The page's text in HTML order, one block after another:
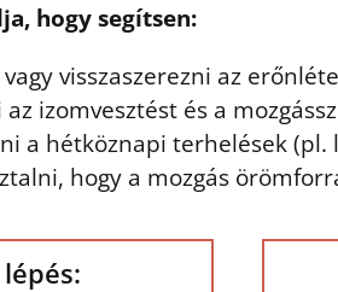
hogy segítsen:
visszaszerezni az
az izomvesztést és a
a hétköznapi terhelések (pl.
hogy a mozgás